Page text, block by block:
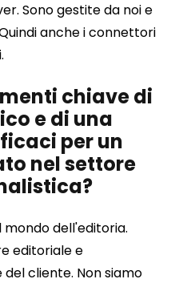
Sono gestite da noi e
anche i connettori
chiave di
e di una
per un
nel settore
dell'editoria.
editoriale e
cliente. Non siamo